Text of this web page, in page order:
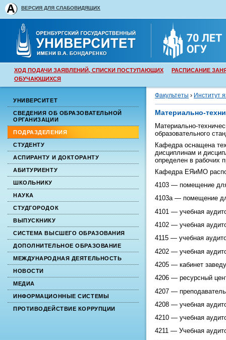
ВЕРСИЯ ДЛЯ СЛАБОВИДЯЩИХ
ХОД ПОДАЧИ ЗАЯВЛЕНИЙ, СПИСКИ ПОСТУПАЮЩИХ
РАСПИСАНИЕ
ОБУЧАЮЩИХСЯ
УНИВЕРСИТЕТ
СВЕДЕНИЯ ОБ ОБРАЗОВАТЕЛЬНОЙ
ОРГАНИЗАЦИИ
ПОДРАЗДЕЛЕНИЯ
СТУДЕНТУ
АСПИРАНТУ И ДОКТОРАНТУ
АБИТУРИЕНТУ
ШКОЛЬНИКУ
НАУКА
СТУДГОРОДОК
ВЫПУСКНИКУ
СИСТЕМА ВЫСШЕГО ОБРАЗОВАНИЯ
ДОПОЛНИТЕЛЬНОЕ ОБРАЗОВАНИЕ
МЕЖДУНАРОДНАЯ ДЕЯТЕЛЬНОСТЬ
НОВОСТИ
МЕДИА
ИНФОРМАЦИОННЫЕ СИСТЕМЫ
ПРОТИВОДЕЙСТВИЕ КОРРУПЦИИ
Факультеты › Институт
Материально-
Материально-
образовательного
Кафедра оснащена
дисциплинам и
определен в рабочих
Кафедра ЕЯиМО
4103 — помещение
4103а — помещение
4101 — учебная
4102 — учебная
4115 — учебная
4202 — учебная
4205 — кабинет
4206 — ресурсный
4207 —
4208 — учебная
4210 — учебная
4211 — Учебная